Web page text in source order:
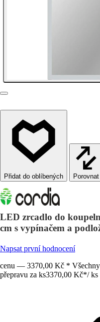
Porovnat
LED zrcadlo do
cm s vypínačem a
Napsat první hodnocení
cenu — 3370,00 Kč *
přepravu za ks3370,00 Kč*/ ks